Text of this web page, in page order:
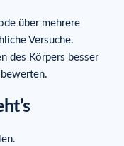
über mehrere
Versuche.
des Körpers besser